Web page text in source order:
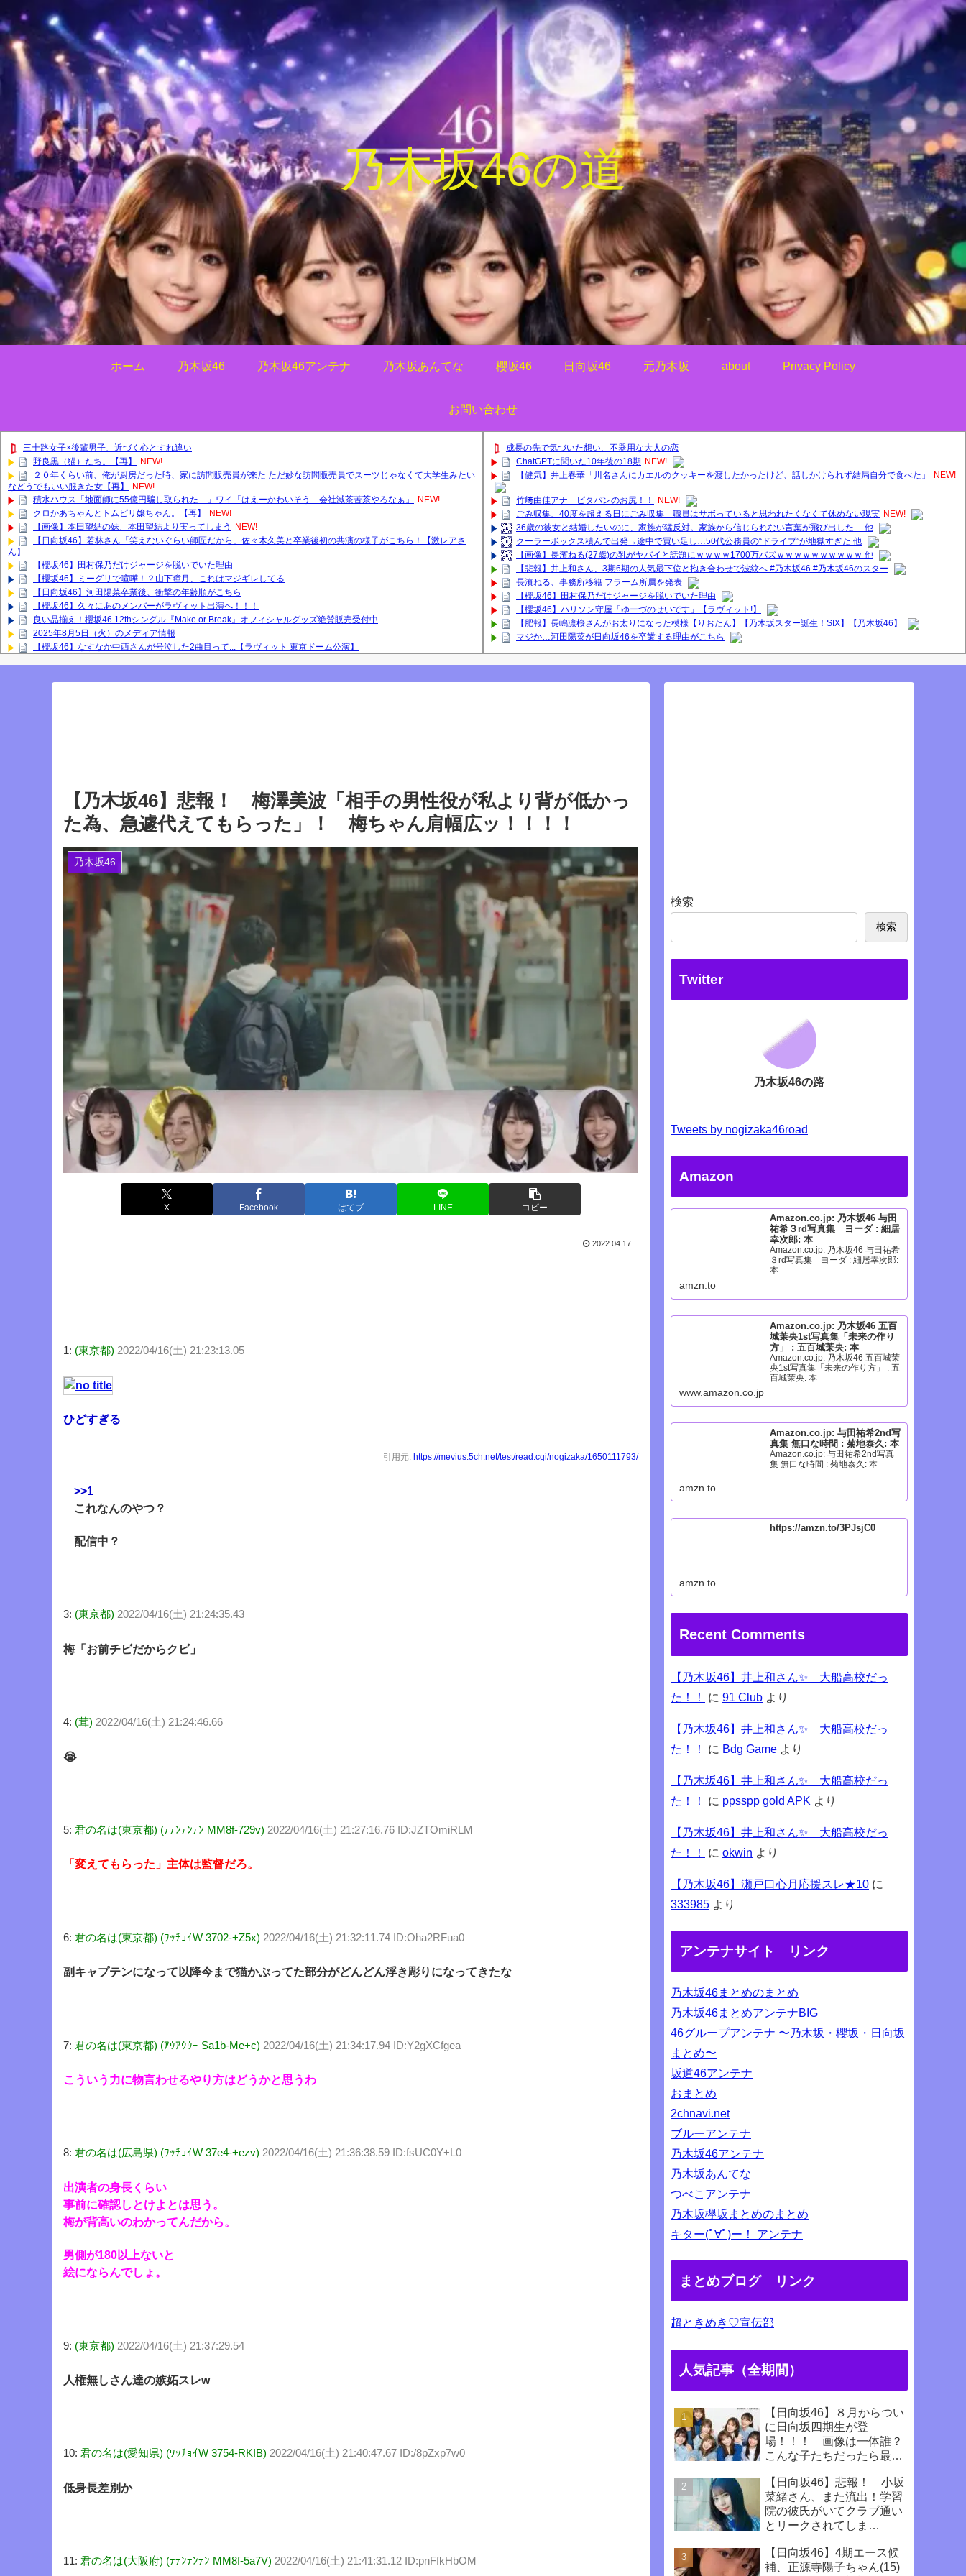
乃木坂46の道
ホーム 乃木坂46 乃木坂46アンテナ 乃木坂あんてな 櫻坂46 日向坂46 元乃木坂 about Privacy Policy
お問い合わせ
三十路女子×後輩男子、近づく心とすれ違い
野良黒（猫）たち。【再】
NEW!
２０年くらい前、俺が厨房だった時、家に訪問販売員が来た ただ妙な訪問販売員でスーツじゃなくて大学生みたい
などうでもいい服きた女【再】
NEW!
積水ハウス「地面師に55億円騙し取られた…」ワイ「はえーかわいそう…会社滅茶苦茶やろなぁ」
NEW!
クロかあちゃんとトムピリ嬢ちゃん。【再】
NEW!
【画像】本田望結の妹、本田望結より実ってしまう
NEW!
【日向坂46】若林さん「笑えないぐらい師匠だから」佐々木久美と卒業後初の共演の様子がこちら！【激レアさ
ん】
【櫻坂46】田村保乃だけジャージを脱いでいた理由
【櫻坂46】ミーグリで喧嘩！？山下瞳月、これはマジギレしてる
【日向坂46】河田陽菜卒業後、衝撃の年齢順がこちら
【櫻坂46】久々にあのメンバーがラヴィット出演へ！！！
良い品揃え！櫻坂46 12thシングル『Make or Break』オフィシャルグッズ絶賛販売受付中
2025年8月5日（火）のメディア情報
【櫻坂46】なすなか中西さんが号泣した2曲目って...【ラヴィット 東京ドーム公演】
「咲月と楽しくお話しました☺️ 聞いてねー」佐藤璃果ブログ更新！ 菅原咲月との2ショットを公開！【乃木坂46】
成長の先で気づいた想い、不器用な大人の恋
ChatGPTに聞いた10年後の18期 NEW!
【健気】井上春華「川名さんにカエルのクッキーを渡したかったけど、話しかけられず結局自分で食べた」
NEW!
竹﨑由佳アナ ピタパンのお尻！！
NEW!
ごみ収集、40度を超える日にごみ収集 職員はサボっていると思われたくなくて休めない現実 NEW!
36歳の彼女と結婚したいのに、家族が猛反対。家族から信じられない言葉が飛び出した… 他
クーラーボックス積んで出発→途中で買い足し…50代公務員の“ドライブ”が地獄すぎた 他
【画像】長濱ねる(27歳)の乳がヤバイと話題にｗｗｗｗ1700万バズｗｗｗｗｗｗｗｗｗｗ 他
【悲報】井上和さん、3期6期の人気最下位と抱き合わせで波紋へ #乃木坂46 #乃木坂46のスター
長濱ねる、事務所移籍 フラーム所属を発表
【櫻坂46】田村保乃だけジャージを脱いでいた理由
【櫻坂46】ハリソン守屋「ゆーづのせいです」【ラヴィット!】
【肥報】長嶋凛桜さんがお太りになった模様【りおたん】【乃木坂スター誕生！SIX】【乃木坂46】
マジか…河田陽菜が日向坂46を卒業する理由がこちら
【乃木坂46】悲報！ 梅澤美波「相手の男性役が私より背が低かっ
た為、急遽代えてもらった」！ 梅ちゃん肩幅広ッ！！！！
乃木坂46
X Facebook はてブ LINE コピー
2022.04.17
1: (東京都) 2022/04/16(土) 21:23:13.05
ひどすぎる
引用元: https://mevius.5ch.net/test/read.cgi/nogizaka/1650111793/
>>1
これなんのやつ？
配信中？
3: (東京都) 2022/04/16(土) 21:24:35.43
梅「お前チビだからクビ」
4: (茸) 2022/04/16(土) 21:24:46.66
😭
5: 君の名は(東京都) (ﾃﾃﾝﾃﾝﾃﾝ MM8f-729v) 2022/04/16(土) 21:27:16.76 ID:JZTOmiRLM
「変えてもらった」主体は監督だろ。
6: 君の名は(東京都) (ﾜｯﾁｮｲW 3702-+Z5x) 2022/04/16(土) 21:32:11.74 ID:Oha2RFua0
副キャプテンになって以降今まで猫かぶってた部分がどんどん浮き彫りになってきたな
7: 君の名は(東京都) (ｱｳｱｳｳｰ Sa1b-Me+c) 2022/04/16(土) 21:34:17.94 ID:Y2gXCfgea
こういう力に物言わせるやり方はどうかと思うわ
8: 君の名は(広島県) (ﾜｯﾁｮｲW 37e4-+ezv) 2022/04/16(土) 21:36:38.59 ID:fsUC0Y+L0
出演者の身長くらい
事前に確認しとけよとは思う。
梅が背高いのわかってんだから。
男側が180以上ないと
絵にならんでしょ。
9: (東京都) 2022/04/16(土) 21:37:29.54
人権無しさん達の嫉妬スレw
10: 君の名は(愛知県) (ﾜｯﾁｮｲW 3754-RKIB) 2022/04/16(土) 21:40:47.67 ID:/8pZxp7w0
低身長差別か
11: 君の名は(大阪府) (ﾃﾃﾝﾃﾝﾃﾝ MM8f-5a7V) 2022/04/16(土) 21:41:31.12 ID:pnFfkHbOM
検索
検索
Twitter
乃木坂46の路
Tweets by nogizaka46road
Amazon
Amazon.co.jp: 乃木坂46 与田
祐希３rd写真集 ヨーダ : 細居
幸次郎: 本
Amazon.co.jp: 乃木坂46 与田祐希
３rd写真集 ヨーダ : 細居幸次郎:
本
amzn.to
Amazon.co.jp: 乃木坂46 五百
城茉央1st写真集「未来の作り
方」 : 五百城茉央: 本
Amazon.co.jp: 乃木坂46 五百城茉
央1st写真集「未来の作り方」 : 五
百城茉央: 本
www.amazon.co.jp
Amazon.co.jp: 与田祐希2nd写
真集 無口な時間 : 菊地泰久: 本
Amazon.co.jp: 与田祐希2nd写真
集 無口な時間 : 菊地泰久: 本
amzn.to
https://amzn.to/3PJsjC0
amzn.to
Recent Comments
【乃木坂46】井上和さん✨ 大船高校だっ
た！！
に 91 Club より
【乃木坂46】井上和さん✨ 大船高校だっ
た！！
に Bdg Game より
【乃木坂46】井上和さん✨ 大船高校だっ
た！！
に ppsspp gold APK より
【乃木坂46】井上和さん✨ 大船高校だっ
た！！
に okwin より
【乃木坂46】瀬戸口心月応援スレ★10 に
333985 より
アンテナサイト リンク
乃木坂46まとめのまとめ
乃木坂46まとめアンテナBIG
46グループアンテナ 〜乃木坂・櫻坂・日向坂
まとめ〜
坂道46アンテナ
おまとめ
2chnavi.net
ブルーアンテナ
乃木坂46アンテナ
乃木坂あんてな
つべこアンテナ
乃木坂欅坂まとめのまとめ
キター(ﾟ∀ﾟ)ー！ アンテナ
まとめブログ リンク
超ときめき♡宣伝部
人気記事（全期間）
【日向坂46】８月からつい
に日向坂四期生が登
場！！！ 画像は一体誰？
こんな子たちだったら最高
【日向坂46】悲報！ 小坂
菜緒さん、また流出！学習
院の彼氏がいてクラブ通い
とリークされてしま
【日向坂46】4期エース候
補、正源寺陽子ちゃん(15)